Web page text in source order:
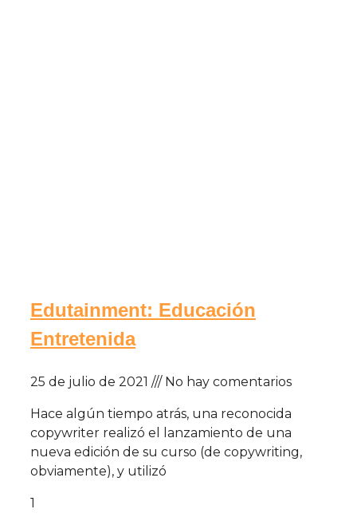
Edutainment: Educación
Entretenida
25 de julio de 2021 No hay comentarios
Hace algún tiempo atrás, una reconocida
copywriter realizó el lanzamiento de una
nueva edición de su curso (de copywriting,
obviamente), y utilizó